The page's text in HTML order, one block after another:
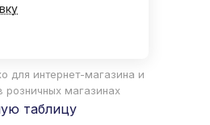
для интернет-магазина и
розничных магазинах
таблицу